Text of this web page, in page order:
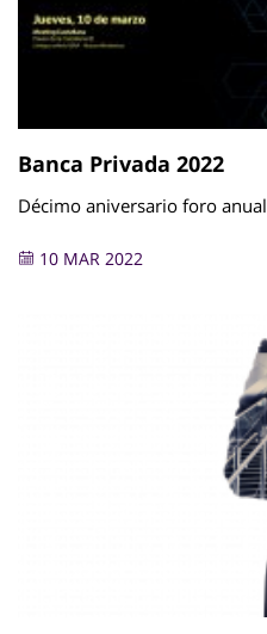
Banca Privada 2022
Décimo aniversario foro anual
10 MAR 2022